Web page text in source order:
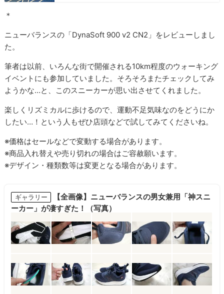
＊
ニューバランスの「DynaSoft 900 v2 CN2」をレビューしまし
た。
筆者は以前、いろんな街で開催される10km程度のウォーキング
イベントにも参加していました。そろそろまたチェックしてみ
ようかな…と、このスニーカーが思い出させてくれました。
楽しくリズミカルに歩けるので、運動不足気味なのをどうにか
したい…！という人もぜひ店頭などで試してみてくださいね。
※価格はセールなどで変動する場合があります。
※商品入れ替えや売り切れの場合はご容赦願います。
※デザイン・種類数等は変更となる場合があります。
ギャラリー
【全画像】ニューバランスの男女兼用「神スニ
ーカー」が凄すぎた！（写真）